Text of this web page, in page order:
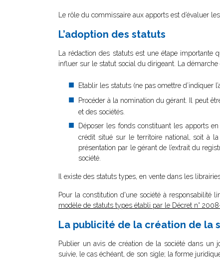
Le rôle du commissaire aux apports est d’évaluer
L’adoption des statuts
La rédaction des statuts est une étape importante
influer sur le statut social du dirigeant. La démarche
Etablir les statuts (ne pas omettre d’indiquer
Procéder à la nomination du gérant. Il peut
et des sociétés.
Déposer les fonds constituant les apports
crédit situé sur le territoire national, soit à
présentation par le gérant de l’extrait du
société.
Il existe des statuts types, en vente dans les
Pour la constitution d'une société à responsabilité
modèle de statuts types établi par le Décret n°
La publicité de la création de la
Publier un avis de création de la société dans un
suivie, le cas échéant, de son sigle; la forme